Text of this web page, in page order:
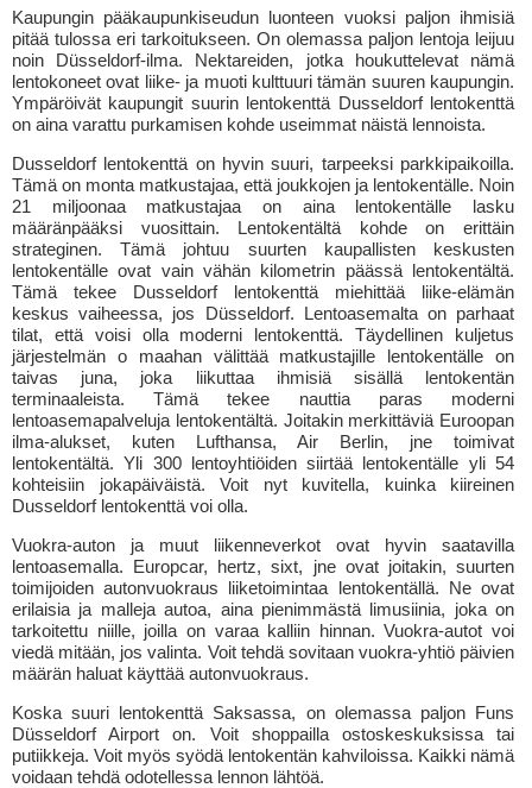
Kaupungin pääkaupunkiseudun luonteen vuoksi paljon ihmisiä
pitää tulossa eri tarkoitukseen. On olemassa paljon lentoja leijuu
noin Düsseldorf-ilma. Nektareiden, jotka houkuttelevat nämä
lentokoneet ovat liike- ja muoti kulttuuri tämän suuren kaupungin.
Ympäröivät kaupungit suurin lentokenttä Dusseldorf lentokenttä
on aina varattu purkamisen kohde useimmat näistä lennoista.
Dusseldorf lentokenttä on hyvin suuri, tarpeeksi parkkipaikoilla.
Tämä on monta matkustajaa, että joukkojen ja lentokentälle. Noin
21 miljoonaa matkustajaa on aina lentokentälle lasku
määränpääksi vuosittain. Lentokentältä kohde on erittäin
strateginen. Tämä johtuu suurten kaupallisten keskusten
lentokentälle ovat vain vähän kilometrin päässä lentokentältä.
Tämä tekee Dusseldorf lentokenttä miehittää liike-elämän
keskus vaiheessa, jos Düsseldorf. Lentoasemalta on parhaat
tilat, että voisi olla moderni lentokenttä. Täydellinen kuljetus
järjestelmän o maahan välittää matkustajille lentokentälle on
taivas juna, joka liikuttaa ihmisiä sisällä lentokentän
terminaaleista. Tämä tekee nauttia paras moderni
lentoasemapalveluja lentokentältä. Joitakin merkittäviä Euroopan
ilma-alukset, kuten Lufthansa, Air Berlin, jne toimivat
lentokentältä. Yli 300 lentoyhtiöiden siirtää lentokentälle yli 54
kohteisiin jokapäiväistä. Voit nyt kuvitella, kuinka kiireinen
Dusseldorf lentokenttä voi olla.
Vuokra-auton ja muut liikenneverkot ovat hyvin saatavilla
lentoasemalla. Europcar, hertz, sixt, jne ovat joitakin, suurten
toimijoiden autonvuokraus liiketoimintaa lentokentällä. Ne ovat
erilaisia ja malleja autoa, aina pienimmästä limusiinia, joka on
tarkoitettu niille, joilla on varaa kalliin hinnan. Vuokra-autot voi
viedä mitään, jos valinta. Voit tehdä sovitaan vuokra-yhtiö päivien
määrän haluat käyttää autonvuokraus.
Koska suuri lentokenttä Saksassa, on olemassa paljon Funs
Düsseldorf Airport on. Voit shoppailla ostoskeskuksissa tai
putiikkeja. Voit myös syödä lentokentän kahviloissa. Kaikki nämä
voidaan tehdä odotellessa lennon lähtöä.